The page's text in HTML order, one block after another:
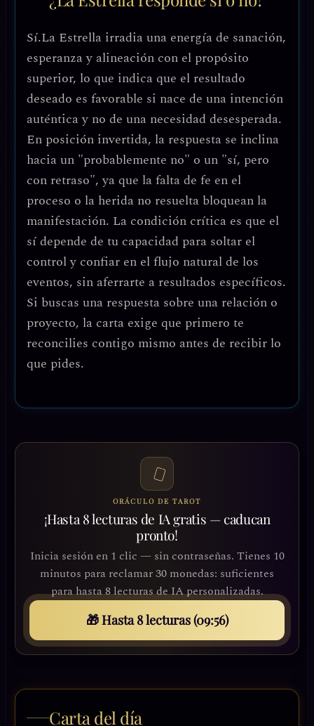
Sí.La Estrella irradia una energía de sanación,
esperanza y alineación con el propósito
superior, lo que indica que el resultado
deseado es favorable si nace de una intención
auténtica y no de una necesidad desesperada.
En posición invertida, la respuesta se inclina
hacia un "probablemente no" o un "sí, pero
con retraso", ya que la falta de fe en el
proceso o la herida no resuelta bloquean la
manifestación. La condición crítica es que el
sí depende de tu capacidad para soltar el
control y confiar en el flujo natural de los
eventos, sin aferrarte a resultados específicos.
Si buscas una respuesta sobre una relación o
proyecto, la carta exige que primero te
reconcilies contigo mismo antes de recibir lo
que pides.
ORÁCULO DE TAROT
¡Hasta 8 lecturas de IA gratis — caducan
pronto!
Inicia sesión en 1 clic — sin contraseñas. Tienes 10
minutos para reclamar 30 monedas: suficientes
para hasta 8 lecturas de IA personalizadas.
🎁 Hasta 8 lecturas (09:53)
Carta del día